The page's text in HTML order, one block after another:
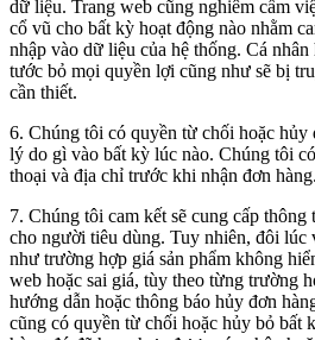
dữ liệu. Trang web cũng nghiêm cấm
cổ vũ cho bất kỳ hoạt động nào nhằm
nhập vào dữ liệu của hệ thống. Cá
tước bỏ mọi quyền lợi cũng như sẽ bị
cần thiết.
6. Chúng tôi có quyền từ chối hoặc hủy
lý do gì vào bất kỳ lúc nào. Chúng tôi
thoại và địa chỉ trước khi nhận đơn hàng.
7. Chúng tôi cam kết sẽ cung cấp
cho người tiêu dùng. Tuy nhiên, đôi lúc
như trường hợp giá sản phẩm không
web hoặc sai giá, tùy theo từng trường
hướng dẫn hoặc thông báo hủy đơn
cũng có quyền từ chối hoặc hủy bỏ bất